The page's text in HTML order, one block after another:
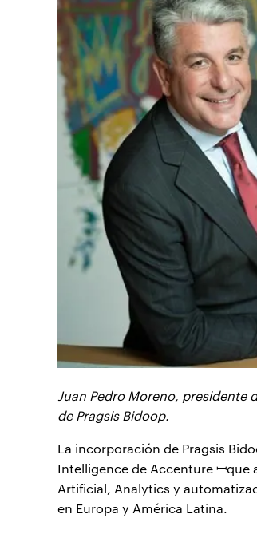
Juan Pedro Moreno, presidente
de Pragsis Bidoop.
La incorporación de Pragsis
Intelligence de Accenture ꟷque
Artificial, Analytics y
en Europa y América Latina.